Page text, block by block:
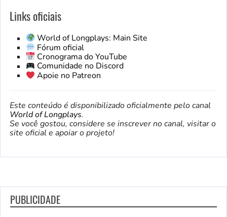
Links oficiais
World of Longplays: Main Site
Fórum oficial
Cronograma do YouTube
Comunidade no Discord
Apoie no Patreon
Este conteúdo é disponibilizado oficialmente pelo canal
World of Longplays.
Se você gostou, considere se inscrever no canal, visitar o
site oficial e apoiar o projeto!
PUBLICIDADE